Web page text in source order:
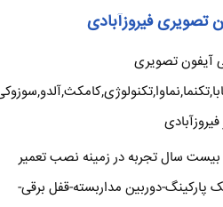
تصویری فیروزآبادی
آیفون تصویری
سال تجربه در زمینه نصب تعمیر
دوربین مداربسته-قفل برقی-